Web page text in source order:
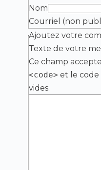
Nom
Courriel (non
Ajoutez votre
Texte de votre
Ce champ
<code> et le code
vides.